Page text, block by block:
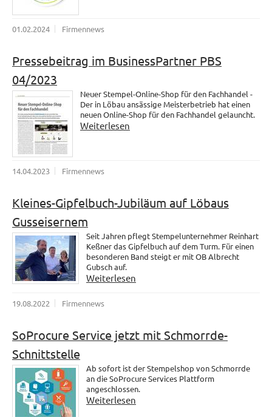
01.02.2024 Firmennews
Pressebeitrag im BusinessPartner PBS
04/2023
Neuer Stempel-Online-Shop für den Fachhandel -
Der in Löbau ansässige Meisterbetrieb hat einen
neuen Online-Shop für den Fachhandel gelauncht.
Weiterlesen
14.04.2023 Firmennews
Kleines-Gipfelbuch-Jubiläum auf Löbaus
Gusseisernem
Seit Jahren pflegt Stempelunternehmer Reinhart
Keßner das Gipfelbuch auf dem Turm. Für einen
besonderen Band steigt er mit OB Albrecht
Gubsch auf.
Weiterlesen
19.08.2022 Firmennews
SoProcure Service jetzt mit Schmorrde-
Schnittstelle
Ab sofort ist der Stempelshop von Schmorrde
an die SoProcure Services Plattform
angeschlossen.
Weiterlesen